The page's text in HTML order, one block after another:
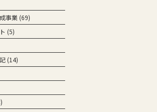
事業 (69)
(5)
(14)